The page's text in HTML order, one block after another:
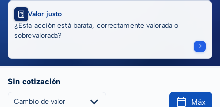
Valor justo
¿Esta acción está barata, correctamente valorada o
sobrevalorada?
Sin cotización
Cambio de valor Máx